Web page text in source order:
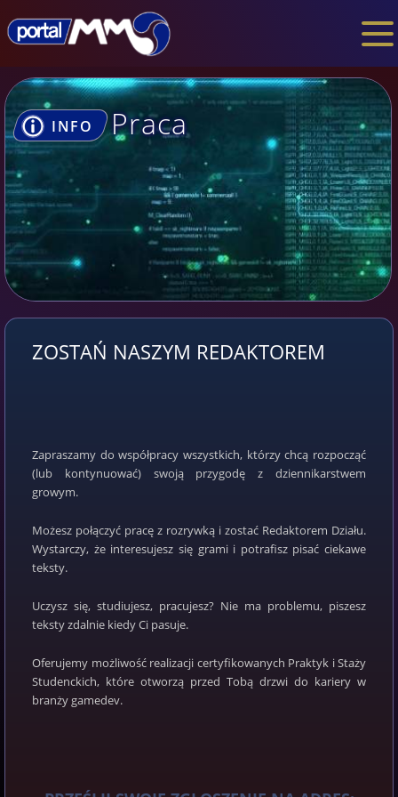
INFO Praca
ZOSTAŃ NASZYM REDAKTOREM
Zapraszamy do współpracy wszystkich, którzy chcą rozpocząć
(lub kontynuować) swoją przygodę z dziennikarstwem
growym.
Możesz połączyć pracę z rozrywką i zostać Redaktorem Działu.
Wystarczy, że interesujesz się grami i potrafisz pisać ciekawe
teksty.
Uczysz się, studiujesz, pracujesz? Nie ma problemu, piszesz
teksty zdalnie kiedy Ci pasuje.
Oferujemy możliwość realizacji certyfikowanych Praktyk i Staży
Studenckich, które otworzą przed Tobą drzwi do kariery w
branży gamedev.